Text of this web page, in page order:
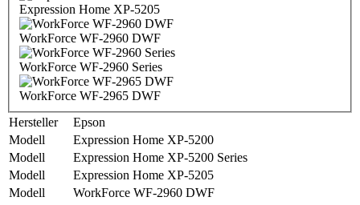
Expression Home XP-5205
WorkForce WF-2960 DWF
WorkForce WF-2960 Series
WorkForce WF-2965 DWF
Hersteller
Epson
Modell
Expression Home XP-5200
Modell
Expression Home XP-5200 Series
Modell
Expression Home XP-5205
Modell
WorkForce WF-2960 DWF